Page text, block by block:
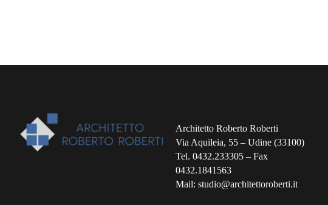
Architetto Roberto Roberti
Via Aquileia, 55 – Udine (33100)
Tel. 0432.233305 – Fax
0432.1841563
Mail: studio@architettoroberti.it